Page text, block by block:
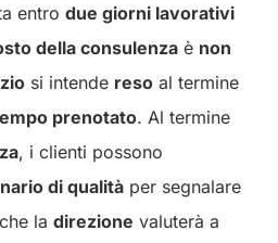
entro due giorni lavorativi
della consulenza è non
si intende reso al termine
prenotato. Al termine
, i clienti possono
di qualità per segnalare
la direzione valuterà a